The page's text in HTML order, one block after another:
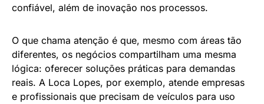
confiável, além de inovação nos processos.
O que chama atenção é que, mesmo com áreas tão
diferentes, os negócios compartilham uma mesma
lógica: oferecer soluções práticas para demandas
reais. A Loca Lopes, por exemplo, atende empresas
e profissionais que precisam de veículos para uso